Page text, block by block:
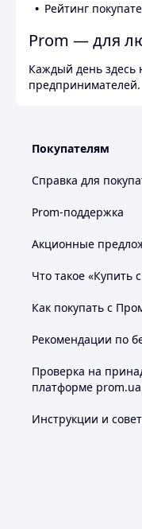
Рейтинг
Prom — для
Каждый день здесь
предпринимателей.
Покупателям
Справка для
Prom-поддержка
Акционные
Что такое «Купить
Как покупать с
Рекомендации по
Проверка на
платформе prom.ua
Инструкции и